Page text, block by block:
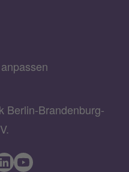
Berlin-Brandenburg-